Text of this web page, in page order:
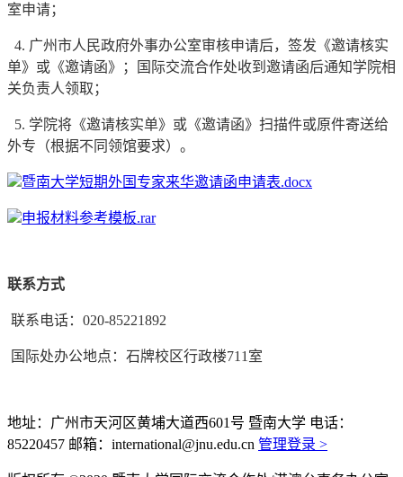
室申请；
4. 广州市人民政府外事办公室审核申请后，签发《邀请核实
单》或《邀请函》；国际交流合作处收到邀请函后通知学院相
关负责人领取；
5. 学院将《邀请核实单》或《邀请函》扫描件或原件寄送给
外专（根据不同领馆要求）。
暨南大学短期外国专家来华邀请函申请表.docx
申报材料参考模板.rar
联系方式
联系电话：020-85221892
国际处办公地点：石牌校区行政楼711室
地址：广州市天河区黄埔大道西601号 暨南大学 电话：
85220457 邮箱：international@jnu.edu.cn 管理登录 >